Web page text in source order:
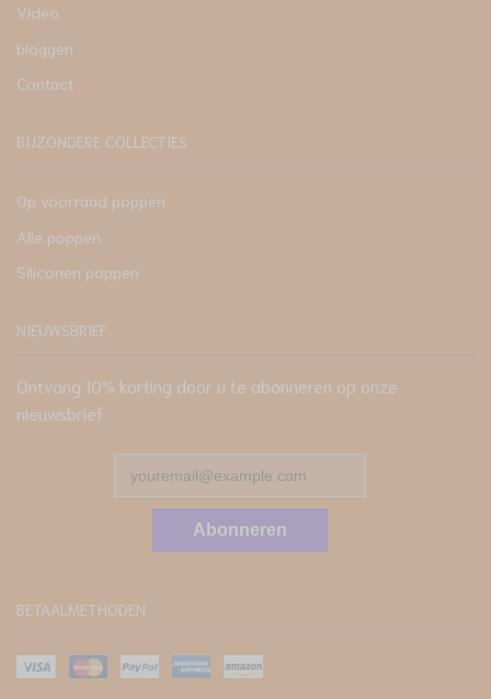
Video
bloggen
Contact
BIJZONDERE COLLECTIES
Op voorraad poppen
Alle poppen
Siliconen poppen
NIEUWSBRIEF
Ontvang 10% korting door u te abonneren op onze
nieuwsbrief
Abonneren
BETAALMETHODEN